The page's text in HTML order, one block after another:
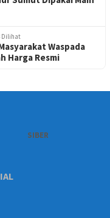
Dilihat
Waspada
Harga Resmi
SIBER